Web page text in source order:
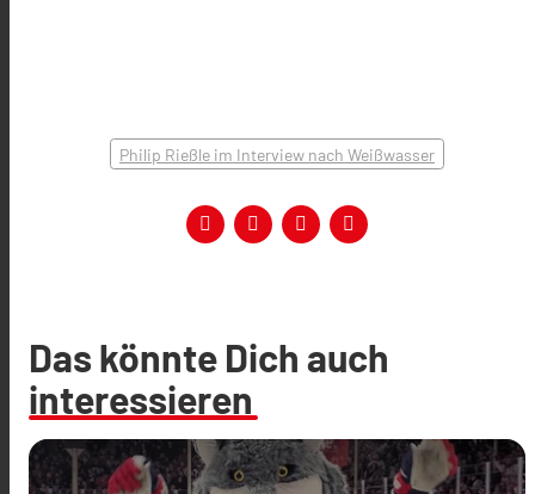
Philip Rießle im Interview nach Weißwasser
Das könnte Dich auch
interessieren